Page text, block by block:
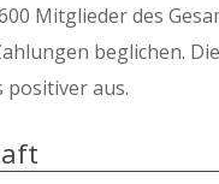
Mitglieder des
beglichen.
positiver aus.